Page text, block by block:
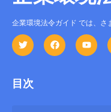
企業環境法令ガイド では、さ
目次